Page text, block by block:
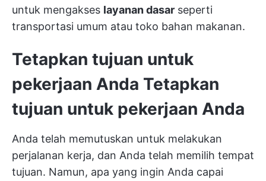
untuk mengakses layanan dasar seperti
transportasi umum atau toko bahan makanan.
Tetapkan tujuan untuk
pekerjaan Anda Tetapkan
tujuan untuk pekerjaan Anda
Anda telah memutuskan untuk melakukan
perjalanan kerja, dan Anda telah memilih tempat
tujuan. Namun, apa yang ingin Anda capai